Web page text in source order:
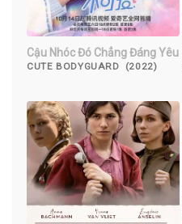
Cậu Nhóc Đó Chẳng Đáng Yêu
CUTE BODYGUARD (2022)